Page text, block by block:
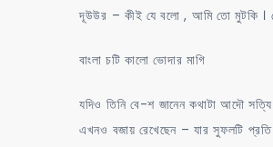
দূউউর – কীই যে বলো , আমি তো মুটকি ।
বাংলা চটি কালো ভোদার মাগি
যদিও তিনি বে-শ জানেন কথাটা আদৌ
এখনও বজায় রেখেছেন – যার সুফলটি প্রতি